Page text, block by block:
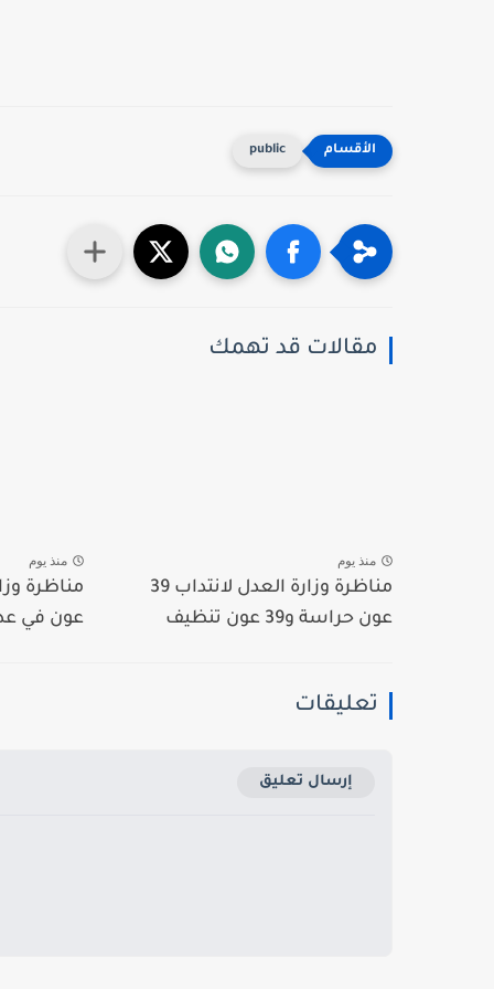
public
مقالات قد تهمك
منذ يوم
مناظرة وزارة العدل لانتداب 39
عون حراسة و39 عون تنظيف
منذ يوم
عون في
تعليقات
إرسال تعليق